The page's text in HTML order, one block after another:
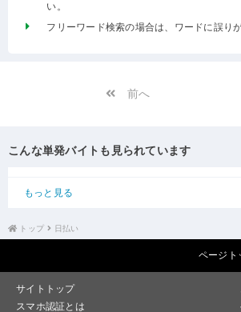
い。
フリーワード検索の場合は、ワードに誤り
前へ
こんな単発バイトも見られています
もっと見る
トップ 日払い
ページト
サイトトップ
スマホ認証とは